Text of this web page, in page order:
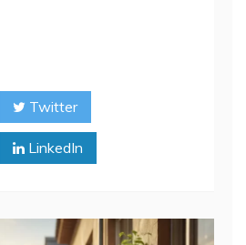
Twitter
LinkedIn